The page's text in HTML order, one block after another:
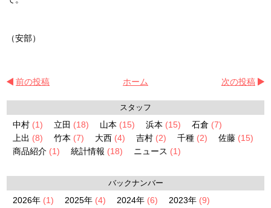
（安部）
前の投稿 ホーム 次の投稿
スタッフ
中村 (1) 立田 (18) 山本 (15) 浜本 (15) 石倉 (7)
上出 (8) 竹本 (7) 大西 (4) 吉村 (2) 千種 (2) 佐藤 (15)
商品紹介 (1) 統計情報 (18) ニュース (1)
バックナンバー
2026年 (1) 2025年 (4) 2024年 (6) 2023年 (9)